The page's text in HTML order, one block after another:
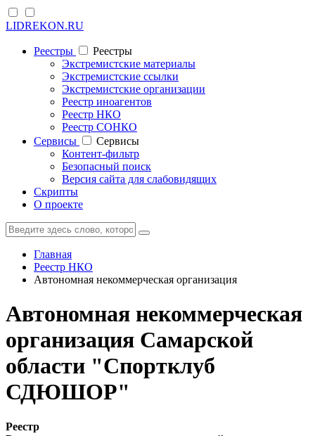
LIDREKON.RU
Реестры
Реестры
Экстремистские материалы
Экстремистские ссылки
Экстремистские организации
Реестр иноагентов
Реестр НКО
Реестр СОНКО
Cервисы
Cервисы
Контент-фильтр
Безопасный поиск
Версия сайта для слабовидящих
Скрипты
О проекте
Главная
Реестр НКО
Автономная некоммерческая организация
Автономная некоммерческая
организация Самарской
области "Спортклуб
СДЮШОР"
Реестр